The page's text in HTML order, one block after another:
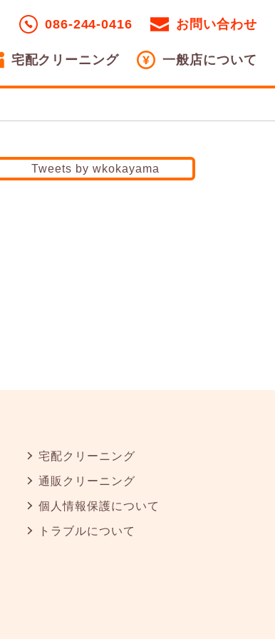
宅配クリーニング 一般店について
086-244-0416 お問い合わせ
Tweets by wkokayama
宅配クリーニング
通販クリーニング
個人情報保護について
トラブルについて